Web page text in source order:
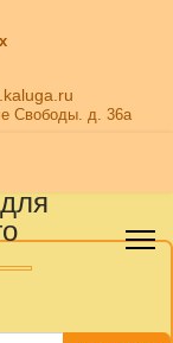
Свободы. д. 36а